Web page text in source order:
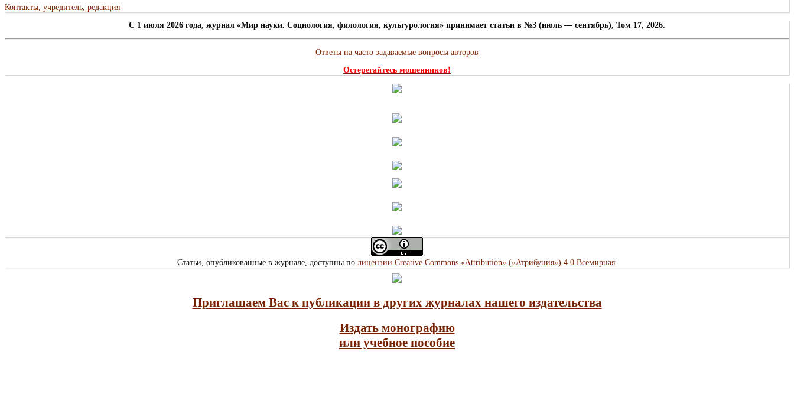
Контакты, учредитель, редакция
C 1 июля 2026 года, журнал «Мир науки. Социология, филология, культурология» принимает статьи в №3 (июль — сентябрь), Том 17, 2026.
Ответы на часто задаваемые вопросы авторов
Остерегайтесь мошенников!
Статьи, опубликованные в журнале, доступны по лицензии Creative Commons «Attribution» («Атрибуция») 4.0 Всемирная.
Приглашаем Вас к публикации в других журналах нашего издательства
Издать монографию
или учебное пособие